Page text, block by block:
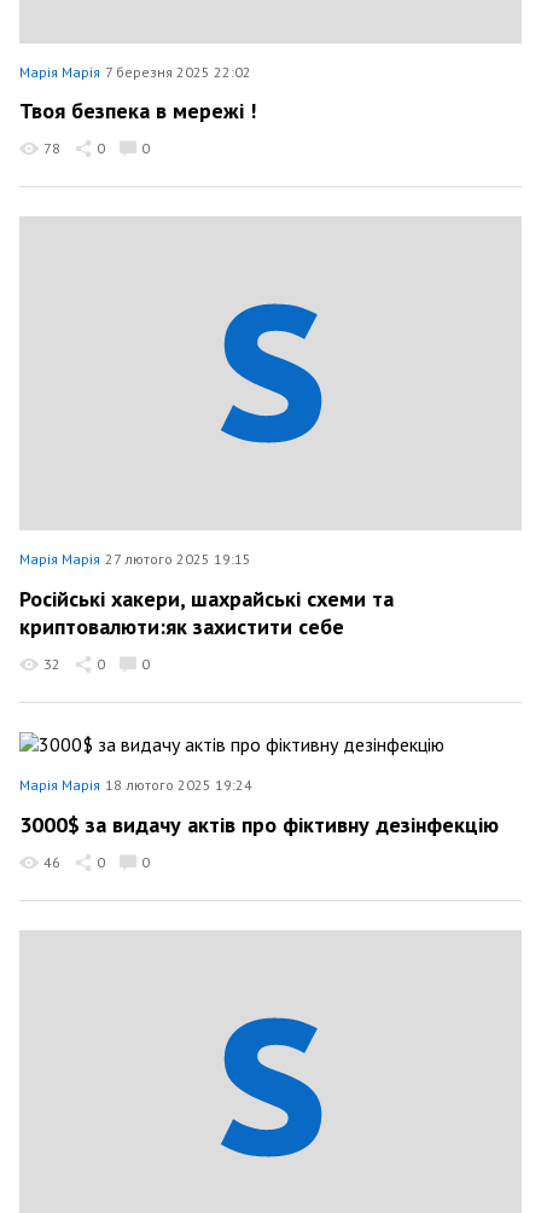
Марія Марія 7 березня 2025 22:02
Твоя безпека в мережі !
78 0 0
Марія Марія 27 лютого 2025 19:15
Російські хакери, шахрайські схеми та
криптовалюти:як захистити себе
32 0 0
Марія Марія 18 лютого 2025 19:24
3000$ за видачу актів про фіктивну дезінфекцію
46 0 0